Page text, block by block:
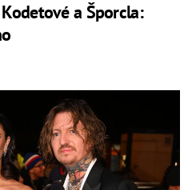
a Šporcla: